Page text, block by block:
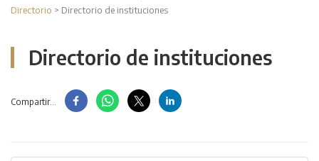
Directorio > Directorio de instituciones
Directorio de instituciones
Compartir...